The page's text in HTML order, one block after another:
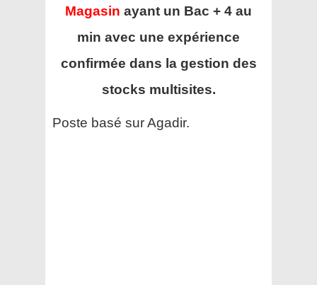
Magasin ayant un Bac + 4 au
min avec une expérience
confirmée dans la gestion des
stocks multisites.
Poste basé sur Agadir.